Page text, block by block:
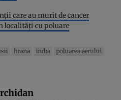
care au murit de cancer
localități cu poluare
hrana india
poluarea aerului